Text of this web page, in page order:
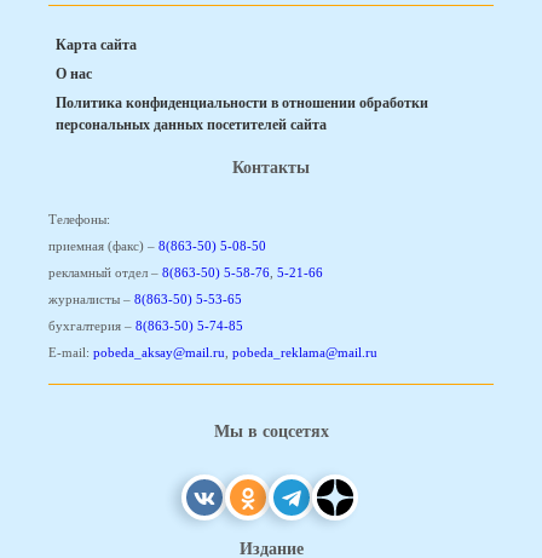
Карта сайта
О нас
Политика конфиденциальности в отношении обработки
персональных данных посетителей сайта
Контакты
Телефоны:
приемная (факс) – 8(863-50) 5-08-50
рекламный отдел – 8(863-50) 5-58-76 5-21-66
журналисты – 8(863-50) 5-53-65
бухгалтерия – 8(863-50) 5-74-85
E-mail: pobeda_aksay@mail.ru pobeda_reklama@mail.ru
Мы в соцсетях
Издание